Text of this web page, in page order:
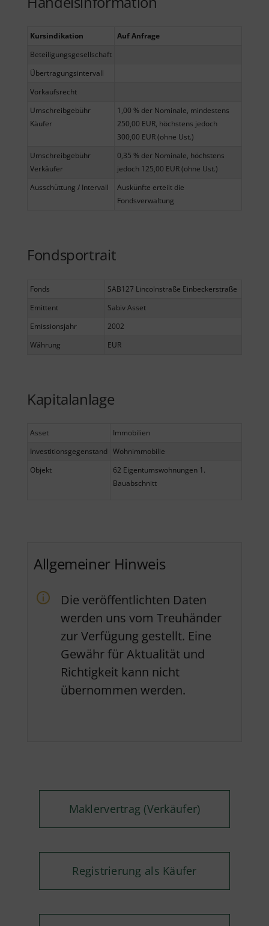
Kursindikation
Auf Anfrage
Beteiligungsgesellschaft
Übertragungsintervall
Vorkaufsrecht
Umschreibgebühr
Käufer
1,00 % der Nominale, mindestens
250,00 EUR, höchstens jedoch
300,00 EUR (ohne Ust.)
Umschreibgebühr
Verkäufer
0,35 % der Nominale, höchstens
jedoch 125,00 EUR (ohne Ust.)
Ausschüttung / Intervall
Auskünfte erteilt die
Fondsverwaltung
Fondsportrait
Fonds
SAB127 Lincolnstraße Einbeckerstraße
Emittent
Sabiv Asset
Emissionsjahr
2002
Währung
EUR
Kapitalanlage
Asset
Immobilien
Investitionsgegenstand Wohnimmobilie
Objekt
62 Eigentumswohnungen 1.
Bauabschnitt
Allgemeiner Hinweis
Die veröffentlichten Daten
werden uns vom Treuhänder
zur Verfügung gestellt. Eine
Gewähr für Aktualität und
Richtigkeit kann nicht
übernommen werden.
Maklervertrag (Verkäufer)
Registrierung als Käufer